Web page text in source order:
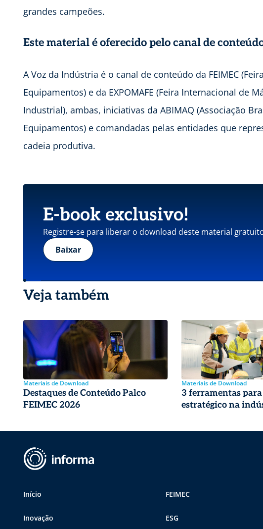
grandes campeões.
Este material é oferecido pelo canal de
A Voz da Indústria é o canal de conteúdo da FEIMEC
Equipamentos) e da EXPOMAFE (Feira Internacional de
Industrial), ambas, iniciativas da ABIMAQ (Associação
Equipamentos) e comandadas pelas entidades que
cadeia produtiva.
E-book exclusivo!
Registre-se para liberar o download deste material
Baixar
Veja também
Materiais de Download
Destaques de Conteúdo Palco
FEIMEC 2026
Materiais de Download
3 ferramentas
estratégico na
Início FEIMEC
Inovação ESG